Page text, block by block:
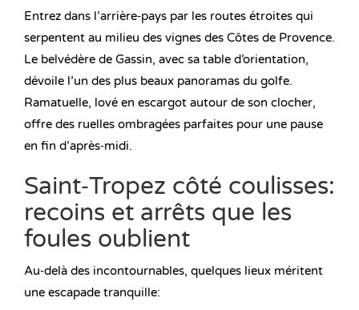
Entrez dans l’arrière‑pays par les routes étroites qui
serpentent au milieu des vignes des Côtes de Provence.
Le belvédère de Gassin, avec sa table d’orientation,
dévoile l’un des plus beaux panoramas du golfe.
Ramatuelle, lové en escargot autour de son clocher,
offre des ruelles ombragées parfaites pour une pause
en fin d’après‑midi.
Saint‑Tropez côté coulisses:
recoins et arrêts que les
foules oublient
Au‑delà des incontournables, quelques lieux méritent
une escapade tranquille: